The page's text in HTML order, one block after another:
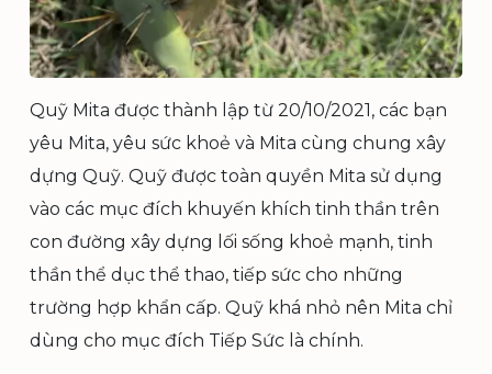
Quỹ Mita được thành lập từ 20/10/2021, các bạn
yêu Mita, yêu sức khoẻ và Mita cùng chung xây
dựng Quỹ. Quỹ được toàn quyền Mita sử dụng
vào các mục đích khuyến khích tinh thần trên
con đường xây dựng lối sống khoẻ mạnh, tinh
thần thể dục thể thao, tiếp sức cho những
trường hợp khẩn cấp. Quỹ khá nhỏ nên Mita chỉ
dùng cho mục đích Tiếp Sức là chính.